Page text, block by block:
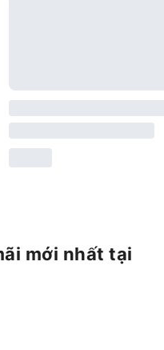
mới nhất tại